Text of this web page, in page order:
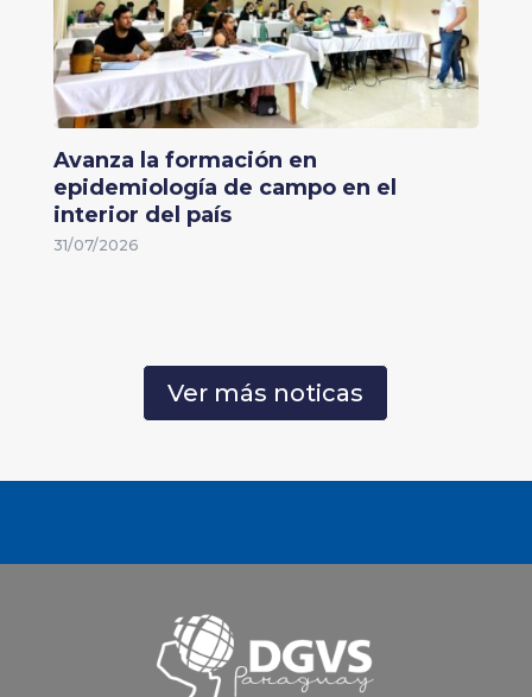
Avanza la formación en
epidemiología de campo en el
interior del país
31/07/2026
Ver más noticas